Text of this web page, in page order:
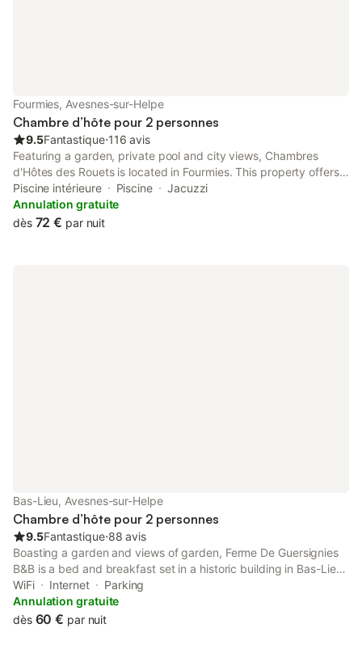
soigneusement sélectionné pour garantir un sommeil réparateur.
La salle de douche privative avec WC a
Fourmies, Avesnes-sur-Helpe
Chambre d’hôte pour 2 personnes
9.5Fantastique⋅116 avis
Featuring a garden, private pool and city views, Chambres
d'Hôtes des Rouets is located in Fourmies. This property offers
access to a terrace, table tennis, free private parking and free
WiFi.
Piscine intérieure Piscine
Jacuzzi
Annulation gratuite
dès 72 € par nuit
Bas-Lieu, Avesnes-sur-Helpe
Chambre d’hôte pour 2 personnes
9.5Fantastique⋅88 avis
Boasting a garden and views of garden, Ferme De Guersignies
B&B is a bed and breakfast set in a historic building in Bas-Lieu,
33 km from Matisse Museum. The property has inner courtyard
and quiet street views, and is 10 km from MusVerre.
WiFi Internet
Parking
Annulation gratuite
dès 60 € par nuit